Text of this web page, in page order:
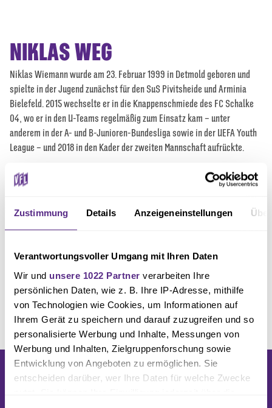
Zustimmung Details Anzeigeneinstellungen
Verantwortungsvoller Umgang mit Ihren Daten
Wir und unsere 1022 Partner verarbeiten Ihre
persönlichen Daten, wie z. B. Ihre IP-Adresse, mithilfe
von Technologien wie Cookies, um Informationen auf
Ihrem Gerät zu speichern und darauf zuzugreifen und so
personalisierte Werbung und Inhalte, Messungen von
Werbung und Inhalten, Zielgruppenforschung sowie
Entwicklung von Angeboten zu ermöglichen. Sie
entscheiden darüber, wer Ihre Daten für welche Zwecke
NIKLAS WEG
Niklas Wiemann wurde am 23. Februar 1999 in Detmold geboren und
spielte in der Jugend zunächst für den SuS Pivitsheide und Arminia
Bielefeld. 2015 wechselte er in die Knappenschmiede des FC Schalke
04, wo er in den U-Teams regelmäßig zum Einsatz kam – unter
anderem in der A- und B-Junioren-Bundesliga sowie in der UEFA Youth
League – und 2018 in den Kader der zweiten Mannschaft aufrückte.
Nach Stationen bei Werder Bremen II (2019/20), Hamburger SV II
(2020/21) und dem Regionalligisten SV Rödinghausen (2021–Januar
an und debütierte kurz darauf in der 3. Liga. Mit dem VfL erlebte er 2023
den Aufstieg in die 2. Bundesliga und steht seitdem dauerhaft im
die Mannschaft in Abwesenheit anderer Führungsspieler in mindestens
einem Spiel als Kapitän auf den Platz und ist inzwischen
stellvertretender Kapitän des VfL Osnabrück.